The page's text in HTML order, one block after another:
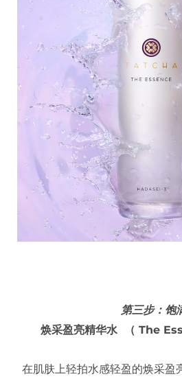
第三步：饱
焕采盈亮精华水 （ The
在肌肤上轻拍水感轻盈的焕采盈